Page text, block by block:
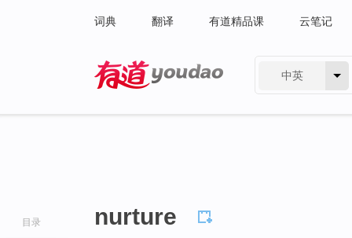
词典 翻译 有道精品课 云笔记
中英
目录 nurture